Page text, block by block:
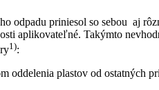
odpadu priniesol so sebou aj
aplikovateľné. Takýmto
1):
oddelenia plastov od ostatných